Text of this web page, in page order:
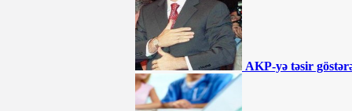
Əhmədzadənin texnikaları Gəncədə
yolları qazıb kimləri varlandırır? -
"Təmiz Şəhər" ASC 2 ildir ki, maliyyə
BÜTÜN XƏBƏRLƏR
AKP-yə təsir